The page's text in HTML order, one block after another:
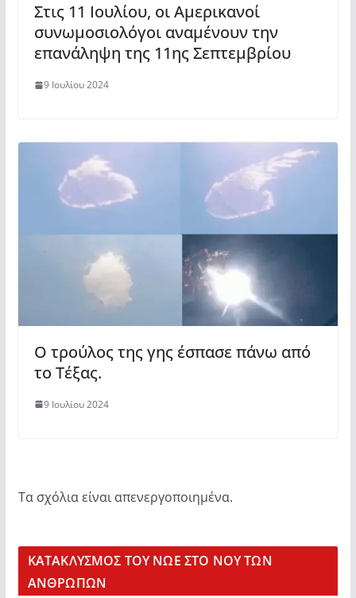
Στις 11 Ιουλίου, οι Αμερικανοί
συνωμοσιολόγοι αναμένουν την
επανάληψη της 11ης Σεπτεμβρίου
9 Ιουλίου 2024
Ο τρούλος της γης έσπασε πάνω από
το Τέξας.
9 Ιουλίου 2024
Τα σχόλια είναι απενεργοποιημένα.
KΑΤΑΚΛΥΣΜΟΣ ΤΟΥ ΝΩΕ ΣΤΟ ΝΟΥ ΤΩΝ
ΑΝΘΡΩΠΩΝ